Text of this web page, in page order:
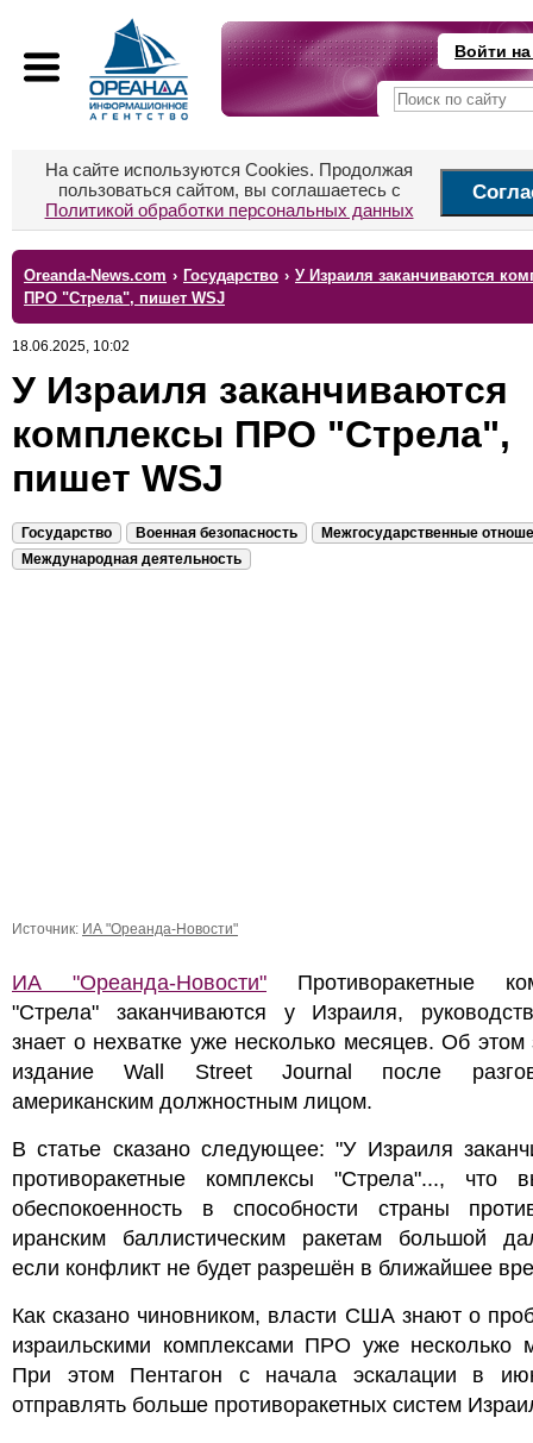
Войти
На сайте используются Cookies. Продолжая
пользоваться сайтом, вы соглашаетесь с
Политикой обработки персональных данных
Oreanda-News.com › Государство › У Израиля заканчиваются
ПРО "Стрела", пишет WSJ
18.06.2025, 10:02
У Израиля заканчиваются
комплексы ПРО "Стрела",
пишет WSJ
Государство Военная безопасность
Межгосударственные
Международная деятельность
Источник: ИА "Ореанда-Новости"
ИА "Ореанда-Новости" Противоракетные
"Стрела" заканчиваются у Израиля,
знает о нехватке уже несколько месяцев. Об этом
издание Wall Street Journal после
американским должностным лицом.
В статье сказано следующее: "У Израиля
противоракетные комплексы "Стрела"..., что
обеспокоенность в способности страны
иранским баллистическим ракетам большой
если конфликт не будет разрешён в ближайшее
Как сказано чиновником, власти США знают о
израильскими комплексами ПРО уже несколько
При этом Пентагон с начала эскалации в
отправлять больше противоракетных систем